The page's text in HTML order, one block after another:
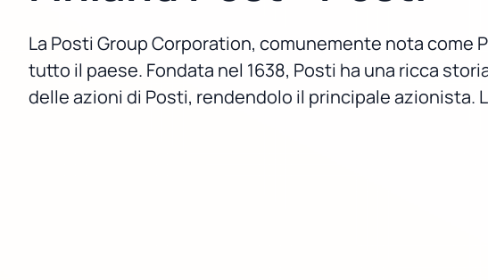
La Posti Group Corporation, comunemente nota come
tutto il paese. Fondata nel 1638, Posti ha una ricca
delle azioni di Posti, rendendolo il principale azionista.